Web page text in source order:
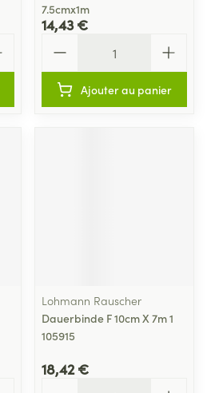
7.5cmx1m
14,43 €
Ajouter au panier
Lohmann Rauscher
Dauerbinde F 10cm X 7m 1
105915
18,42 €